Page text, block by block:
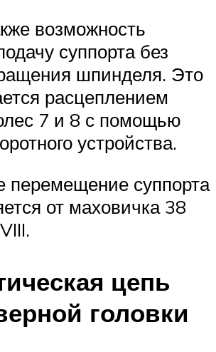
возможность
суппорта без
шпинделя. Это
расцеплением
7 и 8 с помощью
устройства.
перемещение суппорта
от маховичка 38
цепь
головки